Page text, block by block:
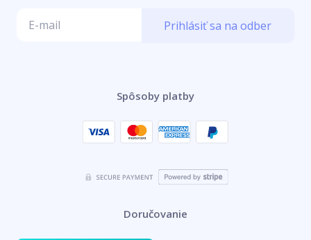
Prihlásiť sa na odber
Spôsoby platby
Doručovanie